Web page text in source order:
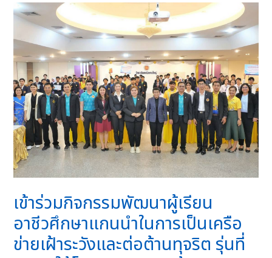
เข้าร่วมกิจกรรมพัฒนาผู้เรียน
อาชีวศึกษาแกนนำในการเป็นเครือ
ข่ายเฝ้าระวังและต่อต้านทุจริต รุ่นที่